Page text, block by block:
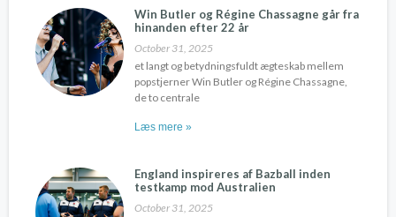
Win Butler og Régine Chassagne går fra
hinanden efter 22 år
October 31, 2025
et langt og betydningsfuldt ægteskab mellem
popstjerner Win Butler og Régine Chassagne,
de to centrale
Læs mere »
England inspireres af Bazball inden
testkamp mod Australien
October 31, 2025